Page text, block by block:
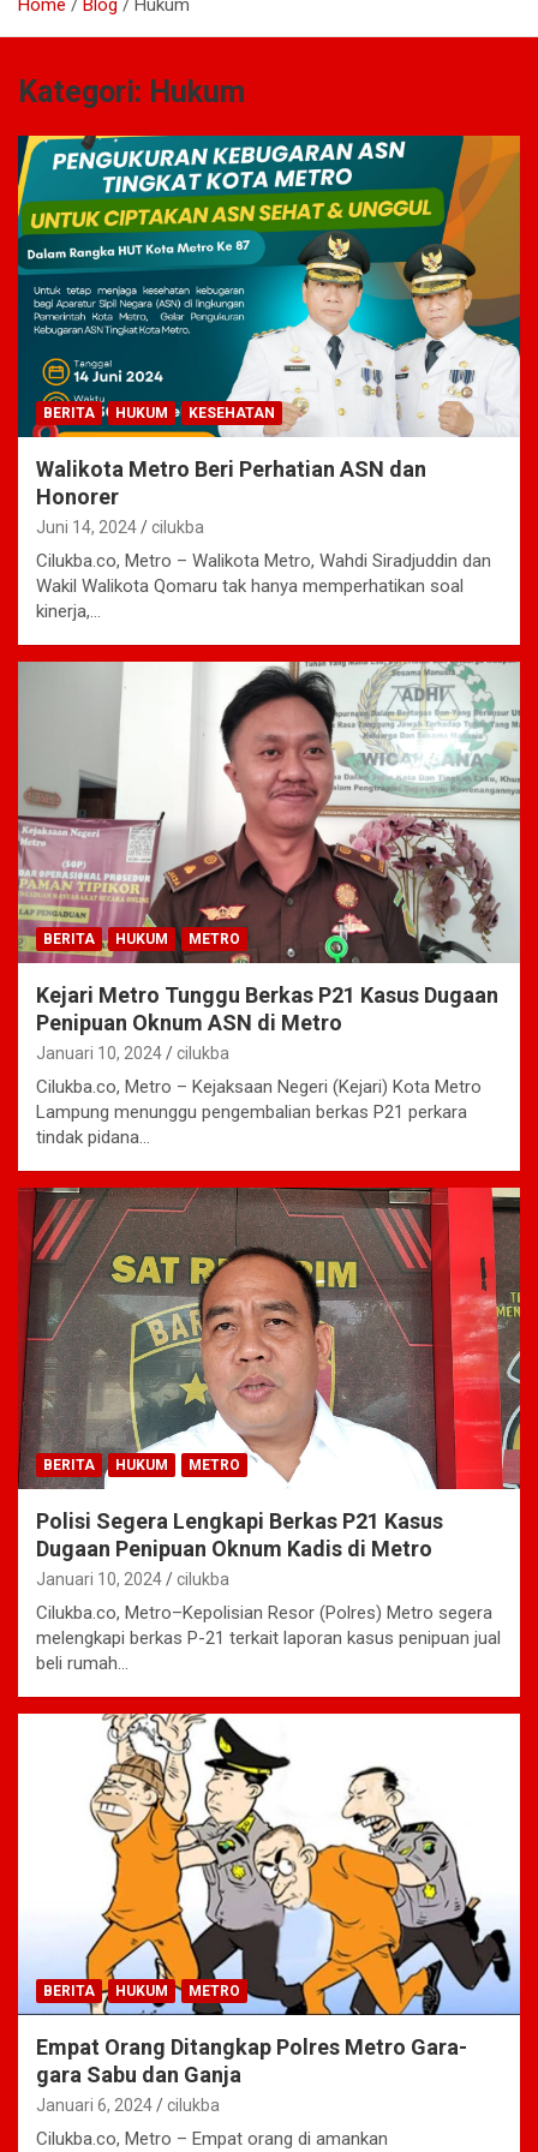
Home Blog Hukum
Kategori: Hukum
BERITA HUKUM KESEHATAN
Walikota Metro Beri Perhatian ASN dan
Honorer
Juni 14, 2024 cilukba
Cilukba.co, Metro – Walikota Metro, Wahdi Siradjuddin dan
Wakil Walikota Qomaru tak hanya memperhatikan soal
kinerja,…
BERITA HUKUM METRO
Kejari Metro Tunggu Berkas P21 Kasus Dugaan
Penipuan Oknum ASN di Metro
Januari 10, 2024 cilukba
Cilukba.co, Metro – Kejaksaan Negeri (Kejari) Kota Metro
Lampung menunggu pengembalian berkas P21 perkara
tindak pidana…
BERITA HUKUM METRO
Polisi Segera Lengkapi Berkas P21 Kasus
Dugaan Penipuan Oknum Kadis di Metro
Januari 10, 2024 cilukba
Cilukba.co, Metro–Kepolisian Resor (Polres) Metro segera
melengkapi berkas P-21 terkait laporan kasus penipuan jual
beli rumah…
BERITA HUKUM METRO
Empat Orang Ditangkap Polres Metro Gara-
gara Sabu dan Ganja
Januari 6, 2024 cilukba
Cilukba.co, Metro – Empat orang di amankan